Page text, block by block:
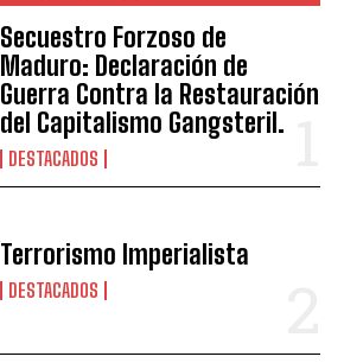
Secuestro Forzoso de
Maduro: Declaración de
Guerra Contra la Restauración
del Capitalismo Gangsteril.
DESTACADOS
Terrorismo Imperialista
DESTACADOS